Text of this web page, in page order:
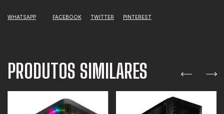
WHATSAPP FACEBOOK TWITTER PINTEREST
PRODUTOS SIMILARES